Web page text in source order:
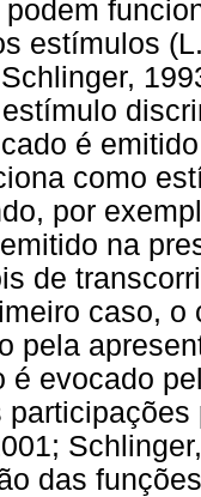
estímulos
é
como
por
na
de
caso,
pela
é evocado
das